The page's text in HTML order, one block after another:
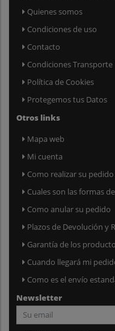
Quienes somos
Condiciones de uso
Contacto
Condiciones Transporte
Política de Cookies
Protegemos tus Datos
Otros links
Mapa web
Mi cuenta
Como realizar su pedido
Cuales son las formas
Como anular su pedido
Plazos de Devolución y
Garantía de los
Cuando llegará mi
Como es el envío
Newsletter